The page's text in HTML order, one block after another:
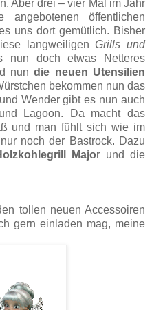
Aber drei – vier Mal im Jahr
öffentlichen
uns dort gemütlich. Bisher
langweiligenGrills und
doch etwas Netteres
nundie neuen Utensilien
bekommen nun das
Wender gibt es nun auch
­Lagoon. Da macht das
und man fühlt sich wie im
noch der Bastrock. Dazu
Major und die
tollen neuen Accessoiren
gern einladen mag, meine